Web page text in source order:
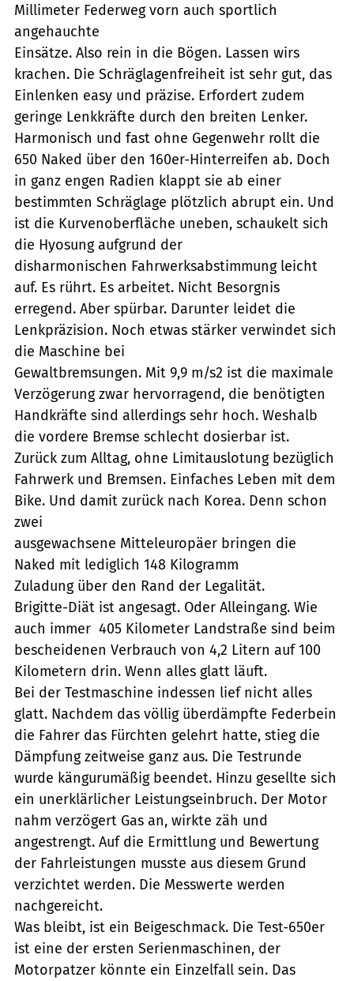
Millimeter Federweg vorn auch sportlich
angehauchte
Einsätze. Also rein in die Bögen. Lassen wirs
krachen. Die Schräglagenfreiheit ist sehr gut, das
Einlenken easy und präzise. Erfordert zudem
geringe Lenkkräfte durch den breiten Lenker.
Harmonisch und fast ohne Gegenwehr rollt die
650 Naked über den 160er-Hinterreifen ab. Doch
in ganz engen Radien klappt sie ab einer
bestimmten Schräglage plötzlich abrupt ein. Und
ist die Kurvenoberfläche uneben, schaukelt sich
die Hyosung aufgrund der
disharmonischen Fahrwerksabstimmung leicht
auf. Es rührt. Es arbeitet. Nicht Besorgnis
erregend. Aber spürbar. Darunter leidet die
Lenkpräzision. Noch etwas stärker verwindet sich
die Maschine bei
Gewaltbremsungen. Mit 9,9 m/s2 ist die maximale
Verzögerung zwar hervorragend, die benötigten
Handkräfte sind allerdings sehr hoch. Weshalb
die vordere Bremse schlecht dosierbar ist.
Zurück zum Alltag, ohne Limitauslotung bezüglich
Fahrwerk und Bremsen. Einfaches Leben mit dem
Bike. Und damit zurück nach Korea. Denn schon
zwei
ausgewachsene Mitteleuropäer bringen die
Naked mit lediglich 148 Kilogramm
Zuladung über den Rand der Legalität.
Brigitte-Diät ist angesagt. Oder Alleingang. Wie
auch immer  405 Kilometer Landstraße sind beim
bescheidenen Verbrauch von 4,2 Litern auf 100
Kilometern drin. Wenn alles glatt läuft.
Bei der Testmaschine indessen lief nicht alles
glatt. Nachdem das völlig überdämpfte Federbein
die Fahrer das Fürchten gelehrt hatte, stieg die
Dämpfung zeitweise ganz aus. Die Testrunde
wurde kängurumäßig beendet. Hinzu gesellte sich
ein unerklärlicher Leistungseinbruch. Der Motor
nahm verzögert Gas an, wirkte zäh und
angestrengt. Auf die Ermittlung und Bewertung
der Fahrleistungen musste aus diesem Grund
verzichtet werden. Die Messwerte werden
nachgereicht.
Was bleibt, ist ein Beigeschmack. Die Test-650er
ist eine der ersten Serienmaschinen, der
Motorpatzer könnte ein Einzelfall sein. Das